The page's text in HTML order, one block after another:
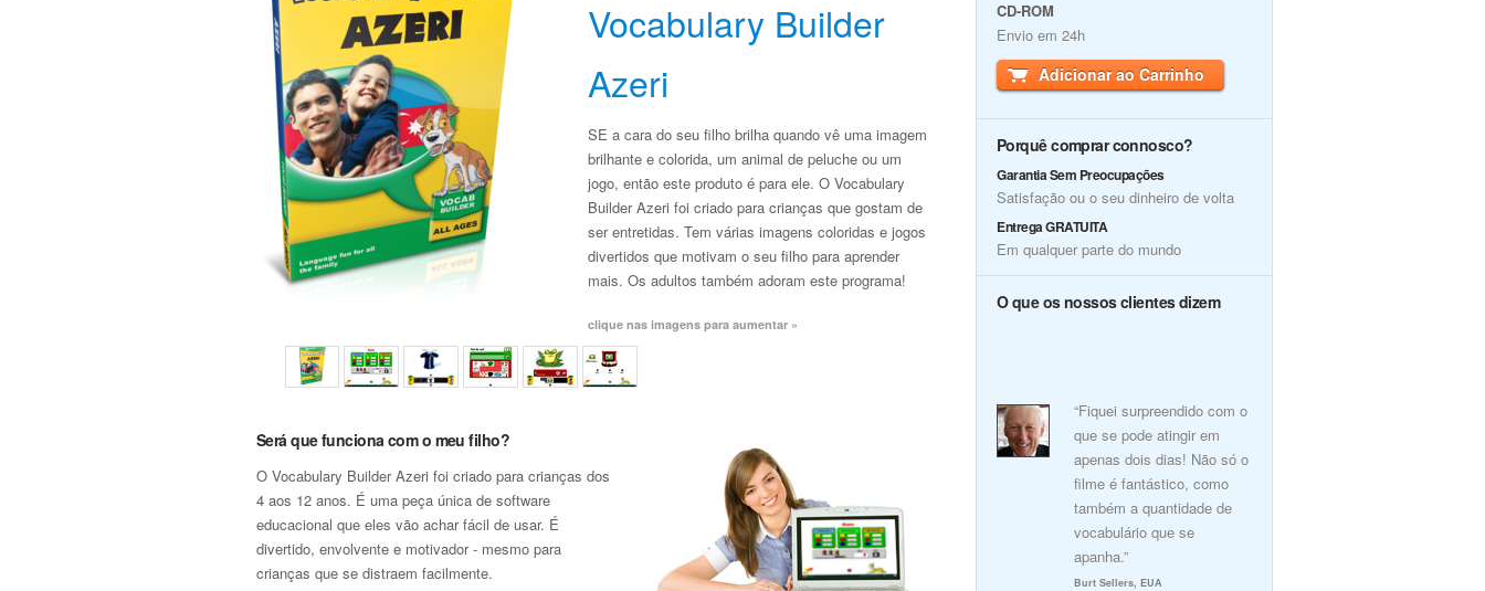
Vocabulary Builder
Azeri
SE a cara do seu filho brilha quando vê uma imagem
brilhante e colorida, um animal de peluche ou um
jogo, então este produto é para ele. O Vocabulary
Builder Azeri foi criado para crianças que gostam de
ser entretidas. Tem várias imagens coloridas e jogos
divertidos que motivam o seu filho para aprender
mais. Os adultos também adoram este programa!
clique nas imagens para aumentar »
Será que funciona com o meu filho?
O Vocabulary Builder Azeri foi criado para crianças dos
4 aos 12 anos. É uma peça única de software
educacional que eles vão achar fácil de usar. É
divertido, envolvente e motivador - mesmo para
crianças que se distraem facilmente.
CD-ROM
Envio em 24h
Adicionar ao Carrinho
Porquê comprar connosco?
Garantia Sem Preocupações
Satisfação ou o seu dinheiro de volta
Entrega GRATUITA
Em qualquer parte do mundo
O que os nossos clientes dizem
“Fiquei surpreendido com o
que se pode atingir em
apenas dois dias! Não só o
filme é fantástico, como
também a quantidade de
vocabulário que se
apanha.”
Burt Sellers, EUA